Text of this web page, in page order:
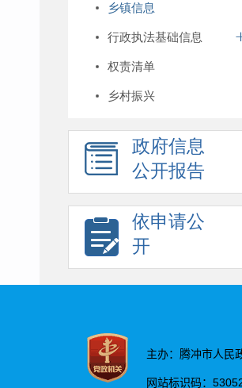
乡镇信息
行政执法基础信息
权责清单
乡村振兴
政府信息
公开报告
依申请公
开